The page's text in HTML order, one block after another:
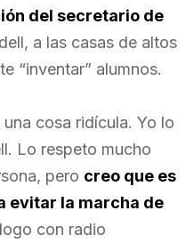
del secretario de
a las casas de altos
“inventar” alumnos.
cosa ridícula. Yo lo
Lo respeto mucho
pero creo que es
evitar la marcha de
con radio